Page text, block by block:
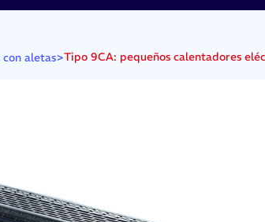
aletas>Tipo 9CA: pequeños calentadores